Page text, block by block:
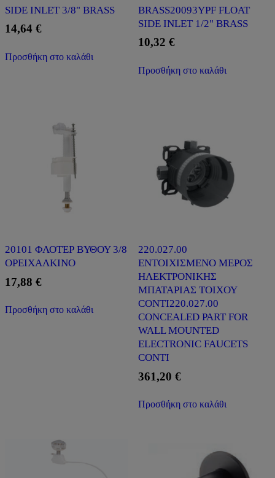
SIDE INLET 3/8" BRASS
14,64 €
Προσθήκη στο καλάθι
BRASS20093ΥPF FLOAT
SIDE INLET 1/2" BRASS
10,32 €
Προσθήκη στο καλάθι
20101 ΦΛΟΤΕΡ ΒΥΘΟΥ 3/8
ΟΡΕΙΧΑΛΚΙΝΟ
17,88 €
Προσθήκη στο καλάθι
220.027.00
ΕΝΤΟΙΧΙΣΜΕΝΟ ΜΕΡΟΣ
ΗΛΕΚΤΡΟΝΙΚΗΣ
ΜΠΑΤΑΡΙΑΣ ΤΟΙΧΟΥ
CONTI220.027.00
CONCEALED PART FOR
WALL MOUNTED
ELECTRONIC FAUCETS
CONTI
361,20 €
Προσθήκη στο καλάθι